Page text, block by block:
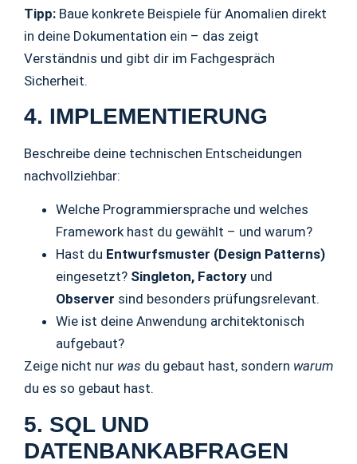
Tipp: Baue konkrete Beispiele für Anomalien direkt
in deine Dokumentation ein – das zeigt
Verständnis und gibt dir im Fachgespräch
Sicherheit.
4. IMPLEMENTIERUNG
Beschreibe deine technischen Entscheidungen
nachvollziehbar:
Welche Programmiersprache und welches
Framework hast du gewählt – und warum?
Hast du Entwurfsmuster (Design Patterns)
eingesetzt? Singleton, Factory und
Observer sind besonders prüfungsrelevant.
Wie ist deine Anwendung architektonisch
aufgebaut?
Zeige nicht nur was du gebaut hast, sondern warum
du es so gebaut hast.
5. SQL UND
DATENBANKABFRAGEN